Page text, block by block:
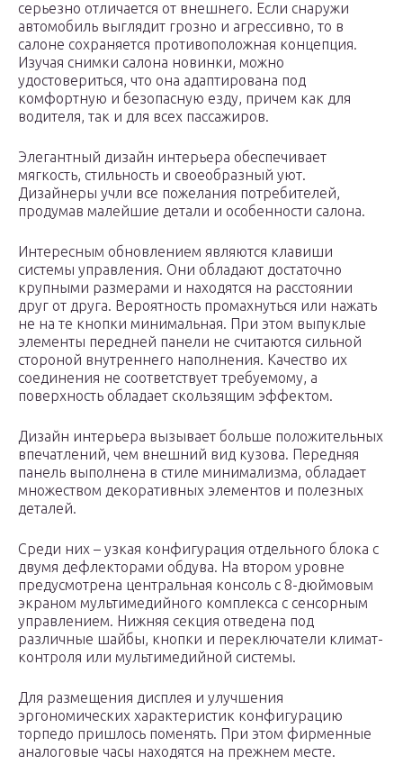
серьезно отличается от внешнего. Если снаружи
автомобиль выглядит грозно и агрессивно, то в
салоне сохраняется противоположная концепция.
Изучая снимки салона новинки, можно
удостовериться, что она адаптирована под
комфортную и безопасную езду, причем как для
водителя, так и для всех пассажиров.
Элегантный дизайн интерьера обеспечивает
мягкость, стильность и своеобразный уют.
Дизайнеры учли все пожелания потребителей,
продумав малейшие детали и особенности салона.
Интересным обновлением являются клавиши
системы управления. Они обладают достаточно
крупными размерами и находятся на расстоянии
друг от друга. Вероятность промахнуться или нажать
не на те кнопки минимальная. При этом выпуклые
элементы передней панели не считаются сильной
стороной внутреннего наполнения. Качество их
соединения не соответствует требуемому, а
поверхность обладает скользящим эффектом.
Дизайн интерьера вызывает больше положительных
впечатлений, чем внешний вид кузова. Передняя
панель выполнена в стиле минимализма, обладает
множеством декоративных элементов и полезных
деталей.
Среди них – узкая конфигурация отдельного блока с
двумя дефлекторами обдува. На втором уровне
предусмотрена центральная консоль с 8-дюймовым
экраном мультимедийного комплекса с сенсорным
управлением. Нижняя секция отведена под
различные шайбы, кнопки и переключатели климат-
контроля или мультимедийной системы.
Для размещения дисплея и улучшения
эргономических характеристик конфигурацию
торпедо пришлось поменять. При этом фирменные
аналоговые часы находятся на прежнем месте.